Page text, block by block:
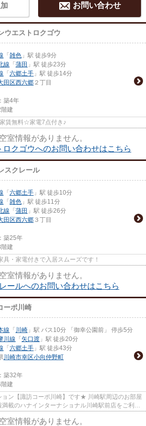
お問い合わせ
ウエストロクゴウ
「 雑色 」駅 徒歩9分
線 「 蒲田 」駅 徒歩23分
「 六郷土手 」駅 徒歩14分
田区西六郷 ２丁目
築4年
建
賃無料☆家電7点付き♪
室情報がありません。
ロクゴウへのお問い合わせはこちら
スクレール
「 六郷土手 」駅 徒歩10分
「 雑色 」駅 徒歩11分
線 「 蒲田 」駅 徒歩26分
田区西六郷 ３丁目
築25年
建
・家電付きで入居スムーズです！
室情報がありません。
ールへのお問い合わせはこちら
ーポ川崎
線 「 川崎 」駅 バス10分 「御幸公園前」 停歩5分
川線 「 矢口渡 」駅 徒歩20分
「 六郷土手 」駅 徒歩43分
川崎市幸区小向仲野町
築32年
建
ン【諏訪コーポ川崎】です★ 川崎駅周辺のお部屋
載のハナインターナショナル川崎駅前店をご利用
室情報がありません。